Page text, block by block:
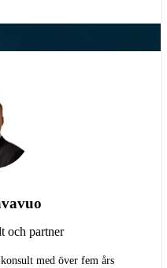
och partner
med över fem års